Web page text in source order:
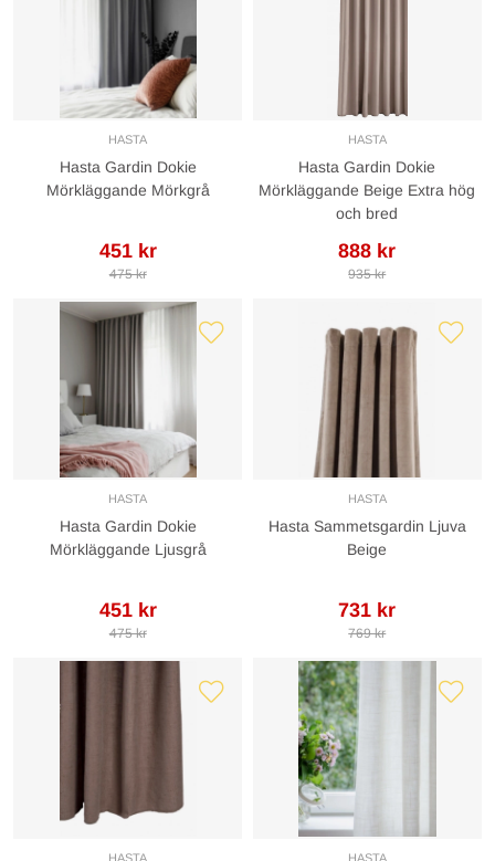
HASTA
Hasta Gardin Dokie
Mörkläggande Mörkgrå
451 kr
475 kr
HASTA
Hasta Gardin Dokie
Mörkläggande Beige Extra hög
och bred
888 kr
935 kr
HASTA
Hasta Gardin Dokie
Mörkläggande Ljusgrå
451 kr
475 kr
HASTA
Hasta Sammetsgardin Ljuva
Beige
731 kr
769 kr
HASTA HASTA